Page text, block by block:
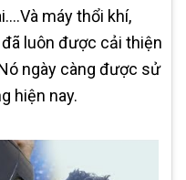
máy thổi khí,
luôn được cải thiện
ngày càng được sử
hiện nay.